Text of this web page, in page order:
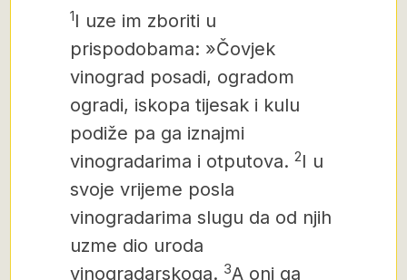
1I uze im zboriti u
prispodobama: »Čovjek
vinograd posadi, ogradom
ogradi, iskopa tijesak i kulu
podiže pa ga iznajmi
vinogradarima i otputova. 2I u
svoje vrijeme posla
vinogradarima slugu da od njih
uzme dio uroda
vinogradarskoga. 3A oni ga